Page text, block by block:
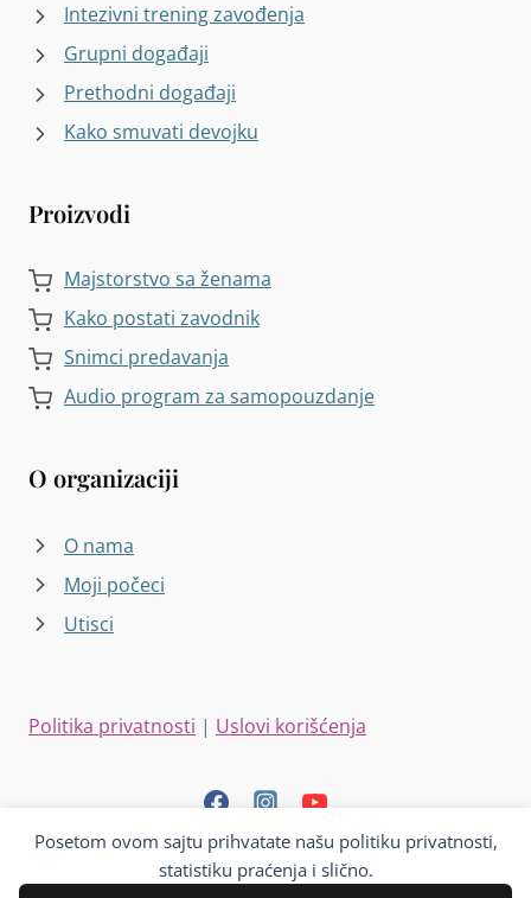
Posetom ovom sajtu prihvatate našu politiku privatnosti,
statistiku praćenja i slično.
Intezivni trening zavođenja
Grupni događaji
Prethodni događaji
Kako smuvati devojku
Proizvodi
Majstorstvo sa ženama
Kako postati zavodnik
Snimci predavanja
Audio program za samopouzdanje
O organizaciji
O nama
Moji počeci
Utisci
Politika privatnosti | Uslovi korišćenja